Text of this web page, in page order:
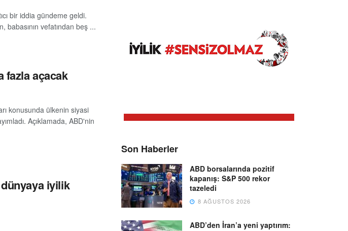
bir iddia gündeme geldi.
babasının vefatından beş ...
fazla açacak
konusunda ülkenin siyasi
Açıklamada, ABD'nin
iyilik
Son Haberler
ABD borsalarında pozitif
kapanış: S&P 500 rekor
tazeledi
8 AĞUSTOS 2026
ABD’den İran’a yeni yaptırım: